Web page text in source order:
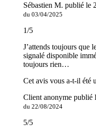
Sébastien M. publié le
du 03/04/2025
1/5
J’attends toujours que
signalé disponible
toujours rien…
Cet avis vous a-t-il été
Client anonyme publié
du 22/08/2024
5/5